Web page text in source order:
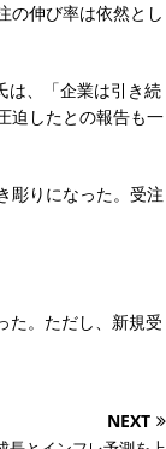
の伸び率は依然とし
は、「企業は引き続
迫したとの報告も一
彫りになった。受注
た。ただし、新規受
NEXT